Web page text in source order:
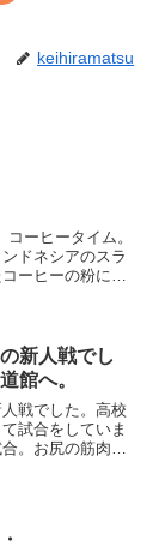
keihiramatsu
ーヒータイム。
ドネシアのスラ
ーヒーの粉に熱
頂...新人戦でし
館へ。
戦でした。高校
試合をしていま
。お尻の筋肉が